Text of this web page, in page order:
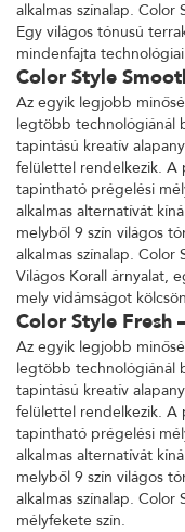
alkalmas színalap.
Egy világos tónusú
mindenfajta
Color Style
Az egyik legjobb
legtöbb technológiánál
tapintású kreatív
felülettel rendelkezik. A
tapintható prégelési
alkalmas alternatívát
melyből 9 szín világos
alkalmas színalap.
Világos Korall árnyalat,
mely vidámságot
Color Style Fresh
Az egyik legjobb
legtöbb technológiánál
tapintású kreatív
felülettel rendelkezik. A
tapintható prégelési
alkalmas alternatívát
melyből 9 szín világos
alkalmas színalap.
mélyfekete szín.